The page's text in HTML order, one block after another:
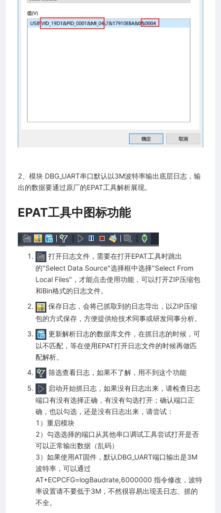
2、模块 DBG_UART串口默认以3M波特率输出底层日志，输
出的数据要通过原厂的EPAT工具解析展现。
EPAT工具中图标功能
打开日志文件，需要在打开EPAT工具时跳出
的"Select Data Source"选择框中选择"Select From
Local Files"，才能点击使用功能，可以打开ZIP压缩包
和Bin格式的日志文件。
保存日志，会将已抓取到的日志导出，以ZIP压缩
包的方式保存，方便提供给技术同事或研发同事分析。
更新解析日志的数据库文件，在抓日志的时候，可
以不匹配，等在使用EPAT打开日志文件的时候再做匹
配解析。
筛选查看日志，如果不了解，用不到这个功能
启动开始抓日志，如果没有日志出来，请检查日志
端口有没有选择正确，有没有勾选打开；确认端口正
确，也以勾选，还是没有日志出来，请尝试：
1）重启模块
2）勾选选择的端口从其他串口调试工具尝试打开是否
可以正常输出数据（乱码）
3）如果使用AT固件，默认DBG_UART端口输出是3M
波特率，可以通过
AT+ECPCFG=logBaudrate,6000000 指令修改，波特
率设置请不要低于3M，不然很容易出现丢日志、抓的
不全。